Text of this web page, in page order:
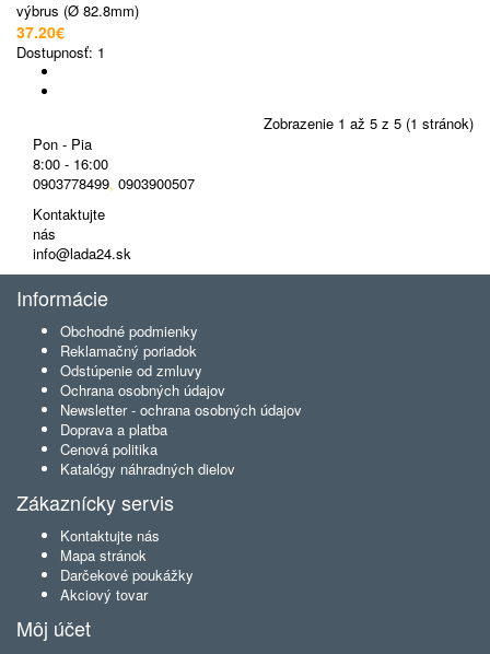
výbrus (Ø 82.8mm)
37.20€
Dostupnosť: 1
Zobrazenie 1 až 5 z 5 (1 stránok)
Pon - Pia
8:00 - 16:00
0903778499, 0903900507
Kontaktujte
nás
info@lada24.sk
Informácie
Obchodné podmienky
Reklamačný poriadok
Odstúpenie od zmluvy
Ochrana osobných údajov
Newsletter - ochrana osobných údajov
Doprava a platba
Cenová politika
Katalógy náhradných dielov
Zákaznícky servis
Kontaktujte nás
Mapa stránok
Darčekové poukážky
Akciový tovar
Môj účet